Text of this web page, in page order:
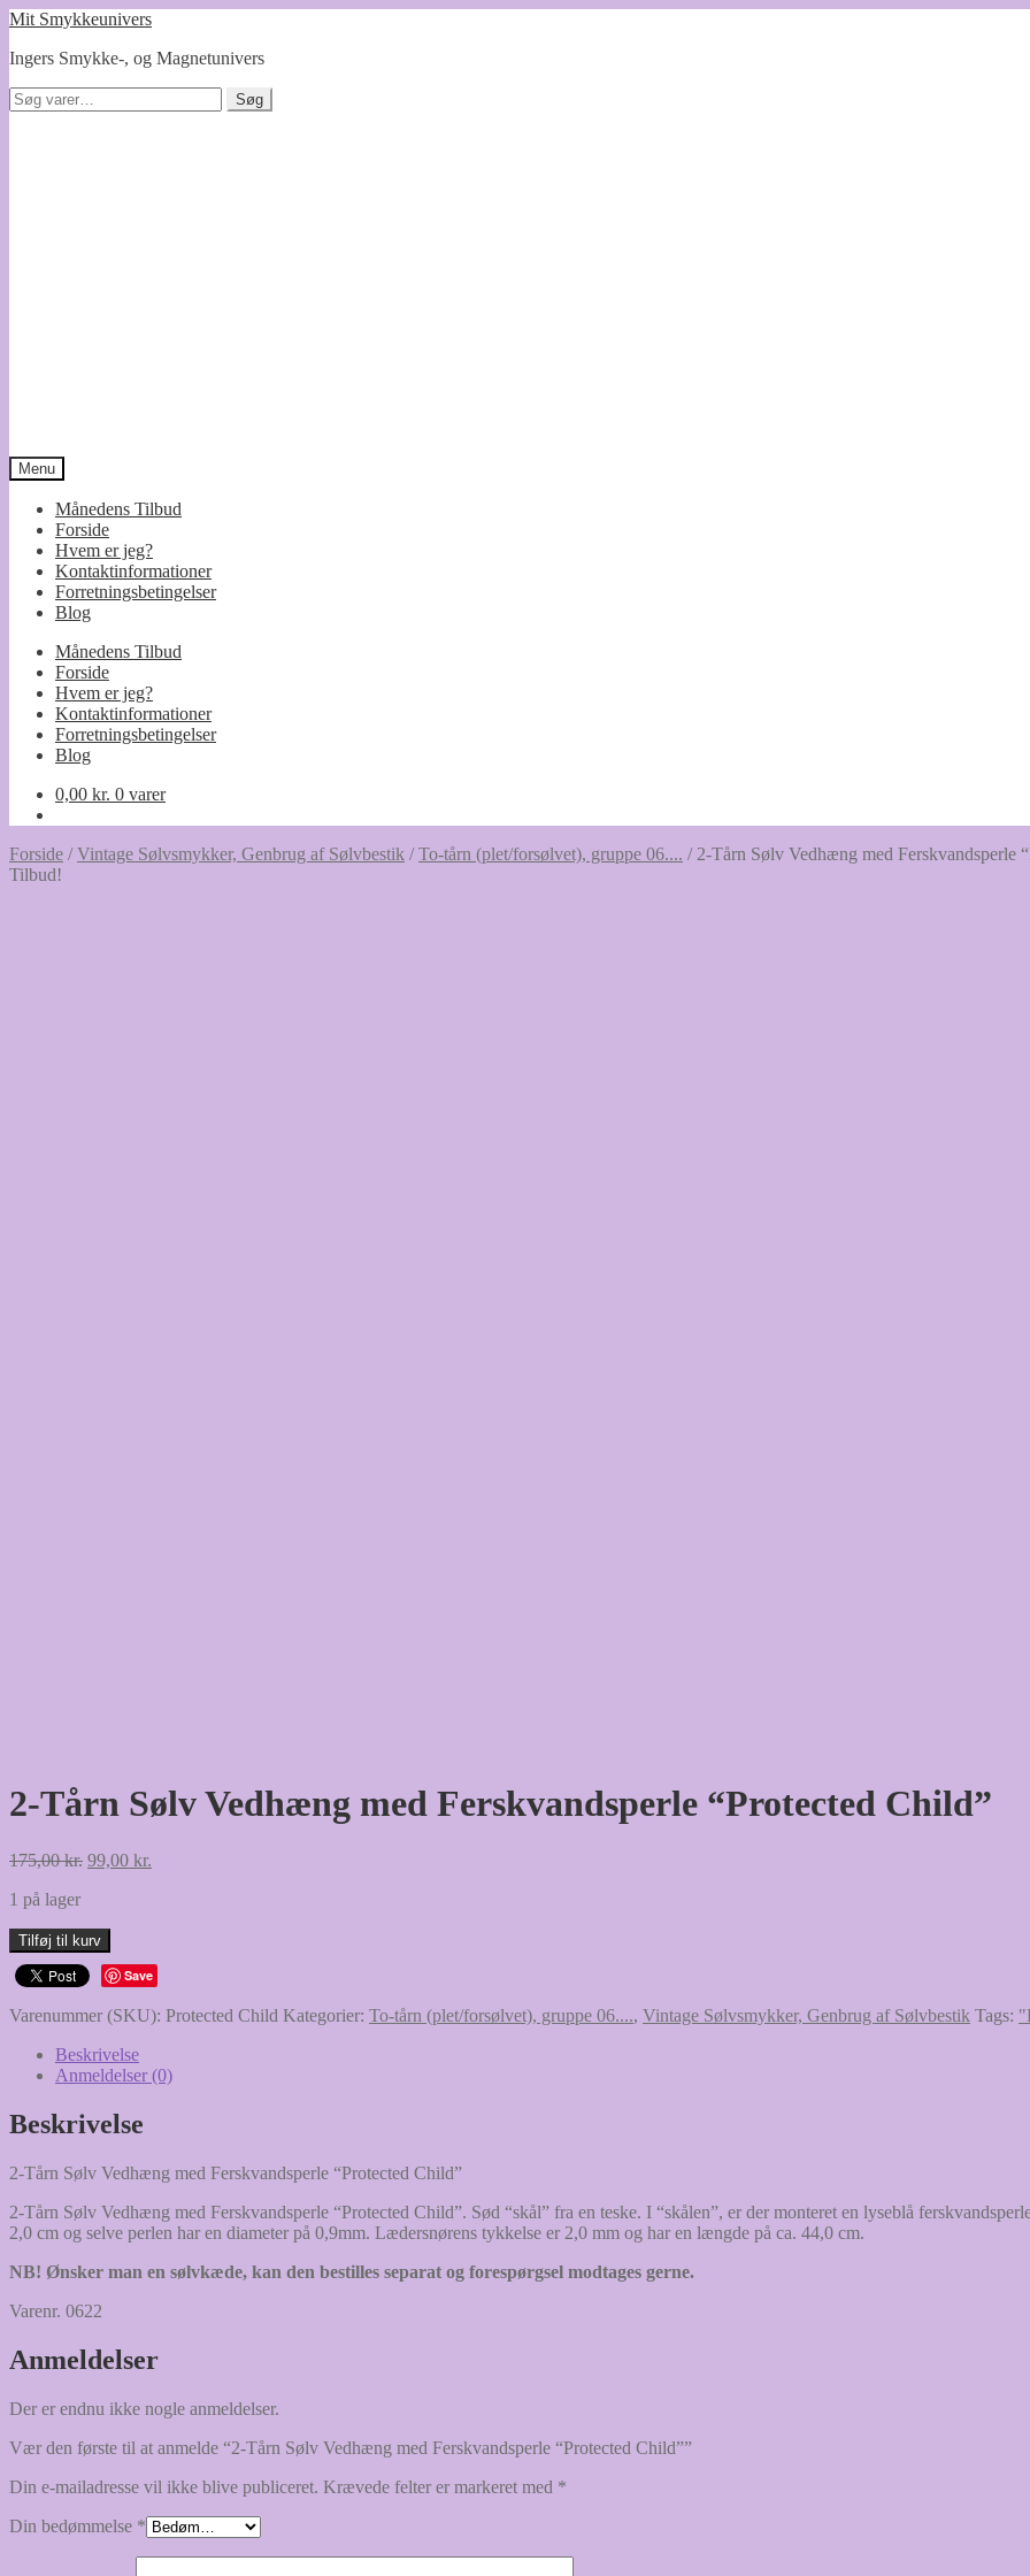
Spring
navigation
Spring
indhold
Mit Smykkeunivers
Ingers Smykke-, og Magnetunivers
Søg
efter:
Søg
Menu
Månedens Tilbud
Forside
Hvem er jeg?
Kontaktinformationer
Forretningsbetingelser
Blog
Månedens Tilbud
Forside
Hvem er jeg?
Kontaktinformationer
Forretningsbetingelser
Blog
0,00 kr. 0 varer
Forside /Vintage Sølvsmykker, Genbrug af Sølvbestik /To-tårn (plet/forsølvet), gruppe 06.... / 2-Tårn Sølv Vedhæng med Ferskvandsperle
Tilbud!
2-Tårn Sølv Vedhæng med Ferskvandsperle “Protected Child”
175,00kr. Den
175,00 kr..
99,00 kr.
1 på lager
2-
Tårn
Sølv
med
"Protected
Child"
Tilføj til kurv
Save
Varenummer (SKU): Protected Child Kategorier: To-tårn (plet/forsølvet), gruppe 06...., Vintage Sølvsmykker, Genbrug af Sølvbestik Tags:
Beskrivelse
Anmeldelser (0)
Beskrivelse
2-Tårn Sølv Vedhæng med Ferskvandsperle “Protected Child”
2-Tårn Sølv Vedhæng med Ferskvandsperle “Protected Child”. Sød “skål” fra en teske. I “skålen”, er der monteret en lyseblå
2,0 cm og selve perlen har en diameter på 0,9mm. Lædersnørens tykkelse er 2,0 mm og har en længde på ca. 44,0 cm.
NB! Ønsker man en sølvkæde, kan den bestilles separat og forespørgsel modtages gerne.
Varenr. 0622
Anmeldelser
Der er endnu ikke nogle anmeldelser.
Vær den første til at anmelde “2-Tårn Sølv Vedhæng med Ferskvandsperle “Protected Child””
Din e-mailadresse vil ikke blive publiceret. Krævede felter er markeret med *
Din bedømmelse *